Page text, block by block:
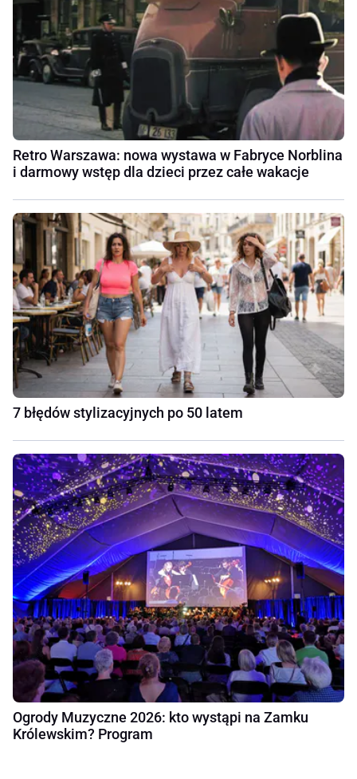
Retro Warszawa: nowa wystawa w Fabryce Norblina
i darmowy wstęp dla dzieci przez całe wakacje
7 błędów stylizacyjnych po 50 latem
Ogrody Muzyczne 2026: kto wystąpi na Zamku
Królewskim? Program